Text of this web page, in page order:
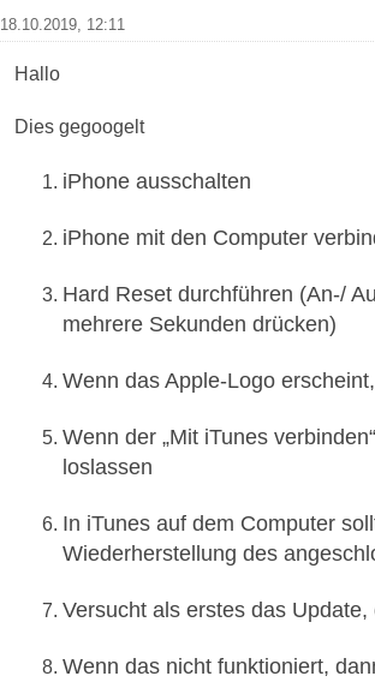
18.10.2019, 12:11
Hallo
Dies gegoogelt
iPhone ausschalten
iPhone mit den Computer
Hard Reset durchführen (An-/
mehrere Sekunden drücken)
Wenn das Apple-Logo
Wenn der „Mit iTunes
loslassen
In iTunes auf dem Computer
Wiederherstellung des
Versucht als erstes das
Wenn das nicht funktioniert,